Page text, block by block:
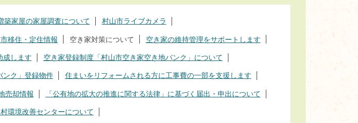
築家屋の家屋調査について 村山市ライブカメラ
移住・定住情報 空き家対策について 空き家の維持管理をサポートします
成します 空き家登録制度「村山市空き家空き地バンク」について
ンク」登録物件 住まいをリフォームされる方に工事費の一部を支援します
売却情報 「公有地の拡大の推進に関する法律」に基づく届出・申出について
環境改善センターについて